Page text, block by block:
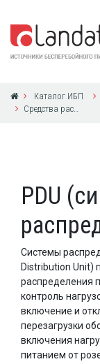
Каталог ИБП
Средства распределения питания в стойке, средства управления ИБП и нагрузкой
PDU
Системы
Distribution Unit)
распределения
контроль
включение и
перезагрузки
включения
питанием от